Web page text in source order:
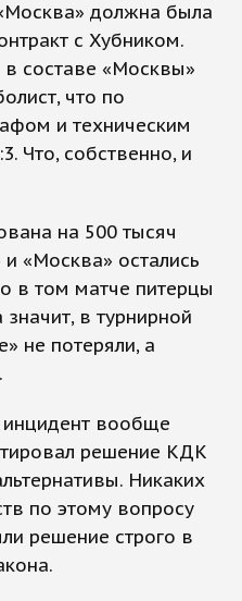
должна была
с Хубником.
в составе «Москвы»
что по
и техническим
Что, собственно, и
на 500 тысяч
«Москва» остались
в том матче питерцы
в турнирной
не потеряли, а
инцидент вообще
решение КДК
Никаких
по этому вопросу
решение строго в